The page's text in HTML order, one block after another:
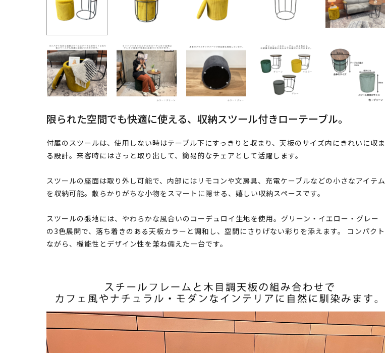
限られた空間でも快適に使える、収納スツール付きローテーブル。
付属のスツールは、使用しない時はテーブル下にすっきりと収まり、天板のサイズ内にきれいに収ま
る設計。来客時にはさっと取り出して、簡易的なチェアとして活躍します。
スツールの座面は取り外し可能で、内部にはリモコンや文房具、充電ケーブルなどの小さなアイテム
を収納可能。散らかりがちな小物をスマートに隠せる、嬉しい収納スペースです。
スツールの張地には、やわらかな風合いのコーデュロイ生地を使用。グリーン・イエロー・グレー
の3色展開で、落ち着きのある天板カラーと調和し、空間にさりげない彩りを添えます。 コンパクト
ながら、機能性とデザイン性を兼ね備えた一台です。